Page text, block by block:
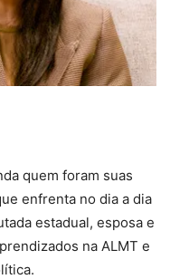
quem foram suas
enfrenta no dia a dia
estadual, esposa e
na ALMT e